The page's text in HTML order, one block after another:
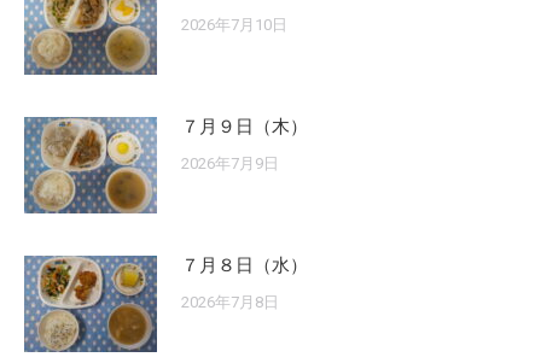
2026年7月10日
７月９日（木）
2026年7月9日
７月８日（水）
2026年7月8日